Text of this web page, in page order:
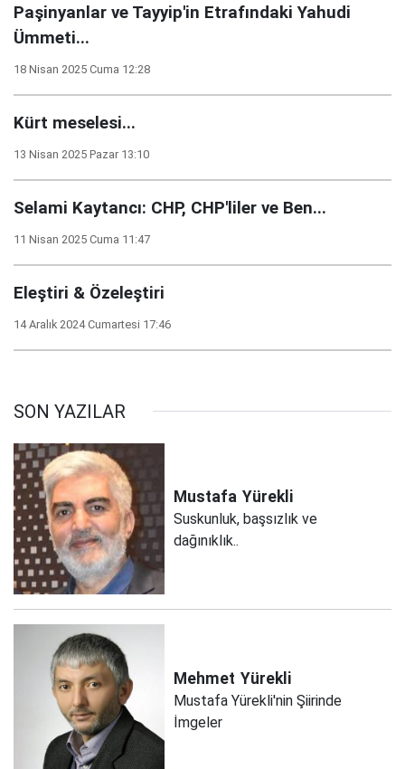
Paşinyanlar ve Tayyip'in Etrafındaki Yahudi
Ümmeti...
18 Nisan 2025 Cuma 12:28
Kürt meselesi...
13 Nisan 2025 Pazar 13:10
Selami Kaytancı: CHP, CHP'liler ve Ben...
11 Nisan 2025 Cuma 11:47
Eleştiri & Özeleştiri
14 Aralık 2024 Cumartesi 17:46
SON YAZILAR
Mustafa Yürekli
Suskunluk, başsızlık ve
dağınıklık..
Mehmet Yürekli
Mustafa Yürekli'nin Şiirinde
İmgeler